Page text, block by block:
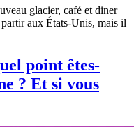
glacier, café et diner
aux États-Unis, mais il
point êtes-
? Et si vous